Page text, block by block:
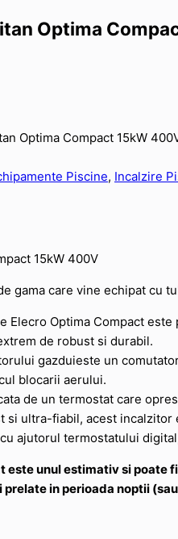
Optima
Optima Compact 15kW
Piscine, Incalzire
15kW 400V
gama care vine echipat cu
Elecro Optima Compact
de robust si durabil.
gazduieste un
blocarii aerului.
de un termostat care
si ultra-fiabil, acest
ajutorul termostatului
este unul estimativ si
in perioada noptii